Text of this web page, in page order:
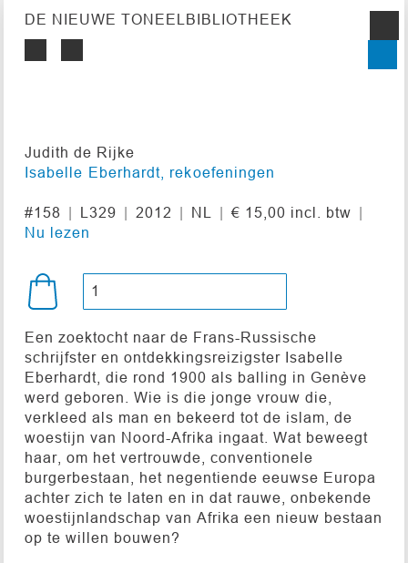
DE NIEUWE TONEELBIBLIOTHEEK
Judith de Rijke
Isabelle Eberhardt, rekoefeningen
#158 L329 2012 NL
€ 15,00 incl. btw
Nu lezen
Een zoektocht naar de Frans-Russische
schrijfster en ontdekkingsreizigster Isabelle
Eberhardt, die rond 1900 als balling in Genève
werd geboren. Wie is die jonge vrouw die,
verkleed als man en bekeerd tot de islam, de
woestijn van Noord-Afrika ingaat. Wat beweegt
haar, om het vertrouwde, conventionele
burgerbestaan, het negentiende eeuwse Europa
achter zich te laten en in dat rauwe, onbekende
woestijnlandschap van Afrika een nieuw bestaan
op te willen bouwen?